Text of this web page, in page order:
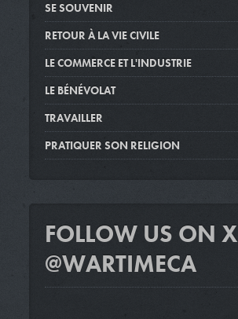
SE SOUVENIR
RETOUR À LA VIE CIVILE
LE COMMERCE ET L'INDUSTRIE
LE BÉNÉVOLAT
TRAVAILLER
PRATIQUER SON RELIGION
FOLLOW US ON X
@WARTIMECA